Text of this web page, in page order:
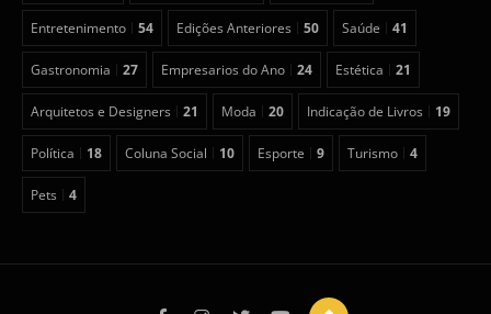
Entretenimento 54 Edições Anteriores 50 Saúde 41
Gastronomia 27 Empresarios do Ano 24 Estética 21
Arquitetos e Designers 21 Moda 20 Indicação de Livros 19
Política 18 Coluna Social 10 Esporte 9 Turismo 4
Pets 4